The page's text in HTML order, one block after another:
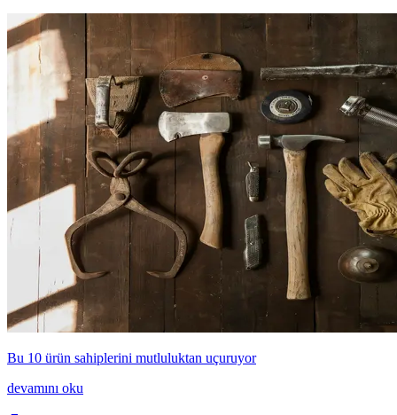
Bu 10 ürün sahiplerini mutluluktan uçuruyor
devamını oku